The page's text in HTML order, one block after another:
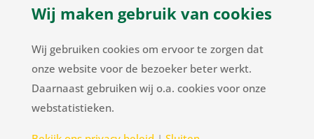
Лента записей
WordPress.org
Wij maken gebruik van cookies
Wij gebruiken cookies om ervoor te zorgen dat
onze website voor de bezoeker beter werkt.
Daarnaast gebruiken wij o.a. cookies voor onze
webstatistieken.